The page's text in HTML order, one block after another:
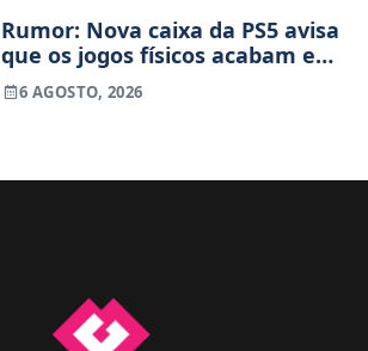
Rumor: Nova caixa da PS5 avisa
que os jogos físicos acabam em
2028
6 AGOSTO, 2026